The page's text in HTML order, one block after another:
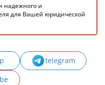
надежного и
для Вашей юридической
telegram